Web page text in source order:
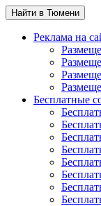
Найти в Тюмени
Реклама на
Бесплатные